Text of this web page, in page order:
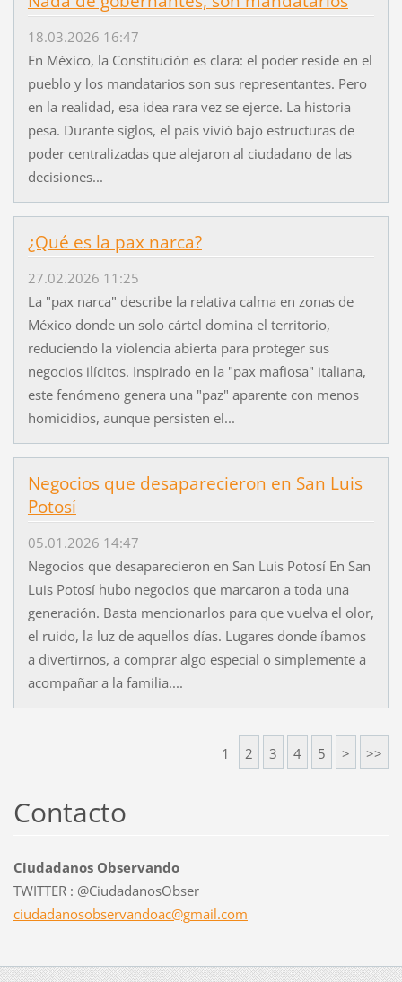
18.03.2026 16:47
En México, la Constitución es clara: el poder reside en el
pueblo y los mandatarios son sus representantes. Pero
en la realidad, esa idea rara vez se ejerce. La historia
pesa. Durante siglos, el país vivió bajo estructuras de
poder centralizadas que alejaron al ciudadano de las
decisiones...
¿Qué es la pax narca?
27.02.2026 11:25
La "pax narca" describe la relativa calma en zonas de
México donde un solo cártel domina el territorio,
reduciendo la violencia abierta para proteger sus
negocios ilícitos. Inspirado en la "pax mafiosa" italiana,
este fenómeno genera una "paz" aparente con menos
homicidios, aunque persisten el...
Negocios que desaparecieron en San Luis
Potosí
05.01.2026 14:47
Negocios que desaparecieron en San Luis Potosí En San
Luis Potosí hubo negocios que marcaron a toda una
generación. Basta mencionarlos para que vuelva el olor,
el ruido, la luz de aquellos días. Lugares donde íbamos
a divertirnos, a comprar algo especial o simplemente a
acompañar a la familia....
1 2 3 4 5 > >>
Contacto
Ciudadanos Observando
TWITTER : @CiudadanosObser
ciudadanosobservandoac@gmail.com